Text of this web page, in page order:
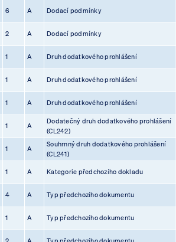
6 A Dodací podmínky
2 A Dodací podmínky
1 A Druh dodatkového prohlášení
1 A Druh dodatkového prohlášení
1 A Druh dodatkového prohlášení
1 A
Dodatečný druh dodatkového prohlášení
(CL242)
1 A
Souhrnný druh dodatkového prohlášení
(CL241)
1 A Kategorie předchozího dokladu
4 A Typ předchozího dokumentu
1 A Typ předchozího dokumentu